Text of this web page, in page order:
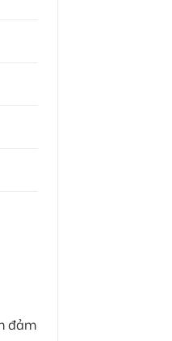
đảm